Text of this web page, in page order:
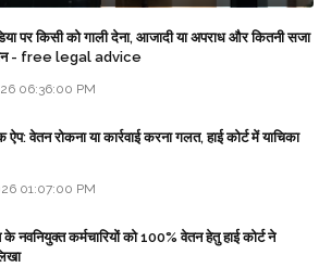
पर किसी को गाली देना, आजादी या अपराध और कितनी सजा
- free legal advice
06:36:00 PM
ऐप: वेतन रोकना या कार्रवाई करना गलत, हाई कोर्ट में याचिका
01:07:00 PM
नवनियुक्त कर्मचारियों को 100% वेतन हेतु हाई कोर्ट ने